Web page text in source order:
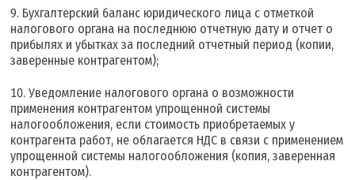
Бухгалтерский баланс юридического лица с отметкой
налогового органа на последнюю отчетную дату и отчет о
прибылях и убытках за последний отчетный период (копии,
заверенные контрагентом);
Уведомление налогового органа о возможности
применения контрагентом упрощенной системы
налогообложения, если стоимость приобретаемых у
контрагента работ, не облагается НДС в связи с применением
упрощенной системы налогообложения (копия, заверенная
контрагентом).